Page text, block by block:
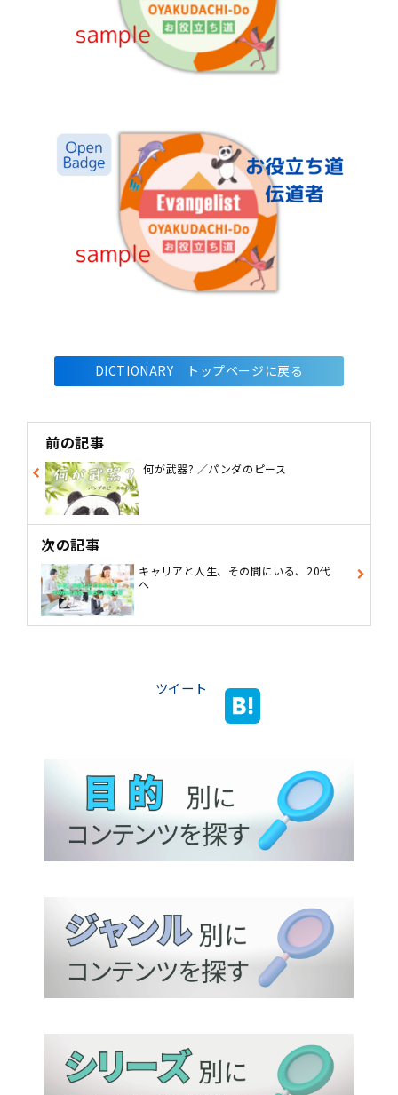
DICTIONARY トップページに戻る
前の記事
何が武器? ／パンダのピース
次の記事
キャリアと人生、その間にいる、20代
へ
ツイート